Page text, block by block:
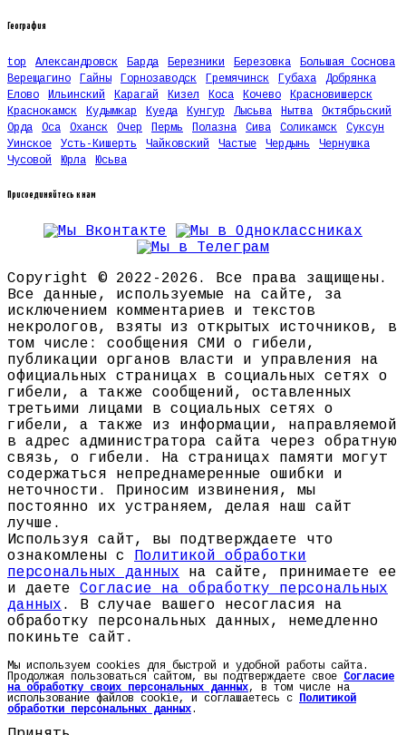
География
top Александровск Барда Березники Березовка
Большая Соснова
Верещагино
Гайны Горнозаводск Гремячинск Губаха
Добрянка
Елово
Ильинский Карагай Кизел Коса Кочево
Красновишерск
Краснокамск
Кудымкар Куеда Кунгур Лысьва Нытва
Октябрьский
Орда
Оса Оханск Очер Пермь Полазна Сива Соликамск
Суксун
Уинское
Усть-Кишерть Чайковский Частые Чердынь
Чернушка
Чусовой
Юрла Юсьва
Присоединяйтесь к нам
Copyright © 2022-2026. Все права защищены.
Все данные, используемые на сайте, за
исключением комментариев и текстов
некрологов, взяты из открытых источников, в
том числе: сообщения СМИ о гибели,
публикации органов власти и управления на
официальных страницах в социальных сетях о
гибели, а также сообщений, оставленных
третьими лицами в социальных сетях о
гибели, а также из информации, направляемой
в адрес администратора сайта через обратную
связь, о гибели. На страницах памяти могут
содержаться непреднамеренные ошибки и
неточности. Приносим извинения, мы
постоянно их устраняем, делая наш сайт
лучше.
Используя сайт, вы подтверждаете что
ознакомлены с Политикой обработки
персональных данных на сайте, принимаете ее
и даете Согласие на обработку персональных
данных . В случае вашего несогласия на
обработку персональных данных, немедленно
покиньте сайт.
Мы используем cookies для быстрой и удобной работы сайта.
Продолжая пользоваться сайтом, вы подтверждаете свое Согласие
на обработку своих персональных данных, в том числе на
использование файлов cookie, и соглашаетесь с Политикой
обработки персональных данных.